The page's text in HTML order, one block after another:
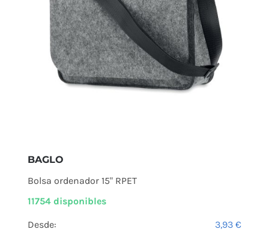
BAGLO
Bolsa ordenador 15" RPET
11754 disponibles
Desde: 3,93€